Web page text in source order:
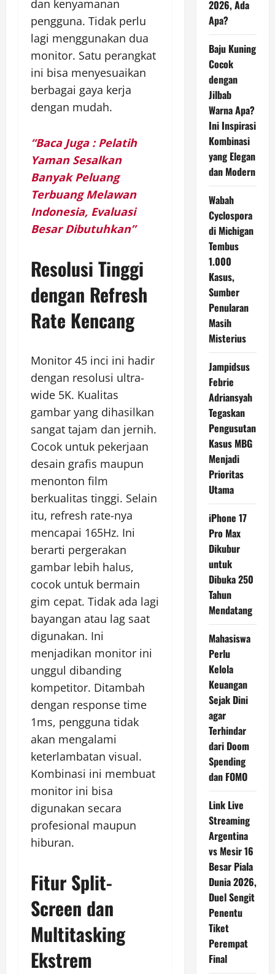
dan kenyamanan
pengguna. Tidak perlu
lagi menggunakan dua
monitor. Satu perangkat
ini bisa menyesuaikan
berbagai gaya kerja
dengan mudah.
“Baca Juga : Pelatih
Yaman Sesalkan
Banyak Peluang
Terbuang Melawan
Indonesia, Evaluasi
Besar Dibutuhkan”
Resolusi Tinggi
dengan Refresh
Rate Kencang
Monitor 45 inci ini hadir
dengan resolusi ultra-
wide 5K. Kualitas
gambar yang dihasilkan
sangat tajam dan jernih.
Cocok untuk pekerjaan
desain grafis maupun
menonton film
berkualitas tinggi. Selain
itu, refresh rate-nya
mencapai 165Hz. Ini
berarti pergerakan
gambar lebih halus,
cocok untuk bermain
gim cepat. Tidak ada lagi
bayangan atau lag saat
digunakan. Ini
menjadikan monitor ini
unggul dibanding
kompetitor. Ditambah
dengan response time
1ms, pengguna tidak
akan mengalami
keterlambatan visual.
Kombinasi ini membuat
monitor ini bisa
digunakan secara
profesional maupun
hiburan.
Fitur Split-
Screen dan
Multitasking
Ekstrem
2026, Ada
Apa?
Baju Kuning
Cocok
dengan
Jilbab
Warna Apa?
Ini Inspirasi
Kombinasi
yang Elegan
dan Modern
Wabah
Cyclospora
di Michigan
Tembus
1.000
Kasus,
Sumber
Penularan
Masih
Misterius
Jampidsus
Febrie
Adriansyah
Tegaskan
Pengusutan
Kasus MBG
Menjadi
Prioritas
Utama
iPhone 17
Pro Max
Dikubur
untuk
Dibuka 250
Tahun
Mendatang
Mahasiswa
Perlu
Kelola
Keuangan
Sejak Dini
agar
Terhindar
dari Doom
Spending
dan FOMO
Link Live
Streaming
Argentina
vs Mesir 16
Besar Piala
Dunia 2026,
Duel Sengit
Penentu
Tiket
Perempat
Final